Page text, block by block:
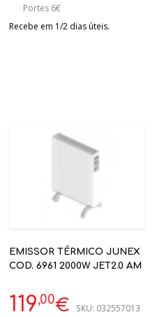
Portes 6€
Recebe em 1/2 dias úteis.
EMISSOR TÉRMICO JUNEX
COD. 6961 2000W JET2.0 AM
119,00€ SKU: 032557013